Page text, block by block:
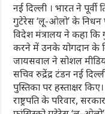
नई दिल्ली । भारत ने पूर्वी
गुटेरेस ‘लू-ओलो’ के निधन
विदेश मंत्रालय ने कहा
करने में उनके योगदान के
जायसवाल ने सोशल
सचिव रुद्रेंद्र टंडन नई
पुस्तिका पर हस्ताक्षर
राष्ट्रपति के परिवार,